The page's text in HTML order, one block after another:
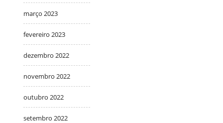
março 2023
fevereiro 2023
dezembro 2022
novembro 2022
outubro 2022
setembro 2022